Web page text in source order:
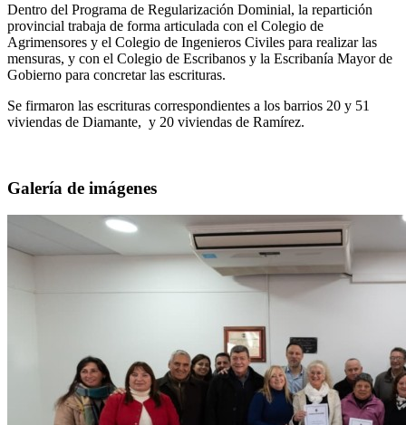
Dentro del Programa de Regularización Dominial, la repartición
provincial trabaja de forma articulada con el Colegio de
Agrimensores y el Colegio de Ingenieros Civiles para realizar las
mensuras, y con el Colegio de Escribanos y la Escribanía Mayor de
Gobierno para concretar las escrituras.
Se firmaron las escrituras correspondientes a los barrios 20 y 51
viviendas de Diamante, y 20 viviendas de Ramírez.
Galería de imágenes